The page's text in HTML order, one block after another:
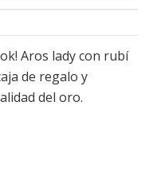
Aros lady con rubí
de regalo y
del oro.